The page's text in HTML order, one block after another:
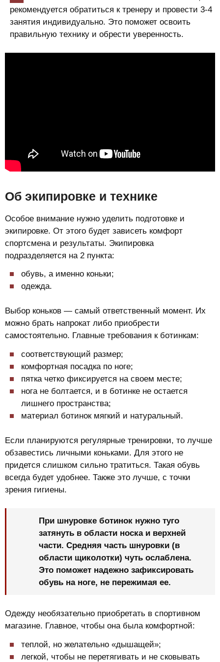
рекомендуется обратиться к тренеру и провести 3-4
занятия индивидуально. Это поможет освоить
правильную технику и обрести уверенность.
Об экипировке и технике
Особое внимание нужно уделить подготовке и
экипировке. От этого будет зависеть комфорт
спортсмена и результаты. Экипировка
подразделяется на 2 пункта:
обувь, а именно коньки;
одежда.
Выбор коньков — самый ответственный момент. Их
можно брать напрокат либо приобрести
самостоятельно. Главные требования к ботинкам:
соответствующий размер;
комфортная посадка по ноге;
пятка четко фиксируется на своем месте;
нога не болтается, и в ботинке не остается
лишнего пространства;
материал ботинок мягкий и натуральный.
Если планируются регулярные тренировки, то лучше
обзавестись личными коньками. Для этого не
придется слишком сильно тратиться. Такая обувь
всегда будет удобнее. Также это лучше, с точки
зрения гигиены.
При шнуровке ботинок нужно туго
затянуть в области носка и верхней
части. Средняя часть шнуровки (в
области щиколотки) чуть ослаблена.
Это поможет надежно зафиксировать
обувь на ноге, не пережимая ее.
Одежду необязательно приобретать в спортивном
магазине. Главное, чтобы она была комфортной:
теплой, но желательно «дышащей»;
легкой, чтобы не перетягивать и не сковывать